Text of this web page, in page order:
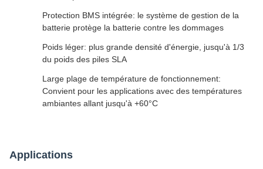
Protection BMS intégrée: le système de gestion de la
batterie protège la batterie contre les dommages
Poids léger: plus grande densité d'énergie, jusqu'à 1/3
du poids des piles SLA
Large plage de température de fonctionnement:
Convient pour les applications avec des températures
ambiantes allant jusqu'à +60°C
Applications